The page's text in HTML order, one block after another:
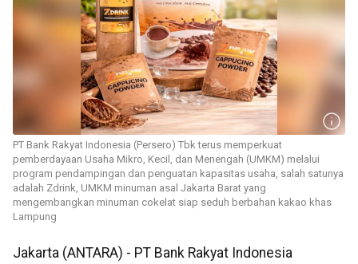
PT Bank Rakyat Indonesia (Persero) Tbk terus memperkuat
pemberdayaan Usaha Mikro, Kecil, dan Menengah (UMKM) melalui
program pendampingan dan penguatan kapasitas usaha, salah satunya
adalah Zdrink, UMKM minuman asal Jakarta Barat yang
mengembangkan minuman cokelat siap seduh berbahan kakao khas
Lampung
Jakarta (ANTARA) - PT Bank Rakyat Indonesia